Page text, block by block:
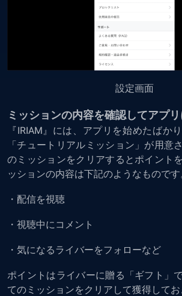
設定画面
ミッションの内容を確認してアプ
『IRIAM』には、アプリを始めたばか
「チュートリアルミッション」が用意
のミッションをクリアするとポイント
ッションの内容は下記のようなものです
・配信を視聴
・視聴中にコメント
・気になるライバーをフォローなど
ポイントはライバーに贈る「ギフト」
てのミッションをクリアして獲得してお